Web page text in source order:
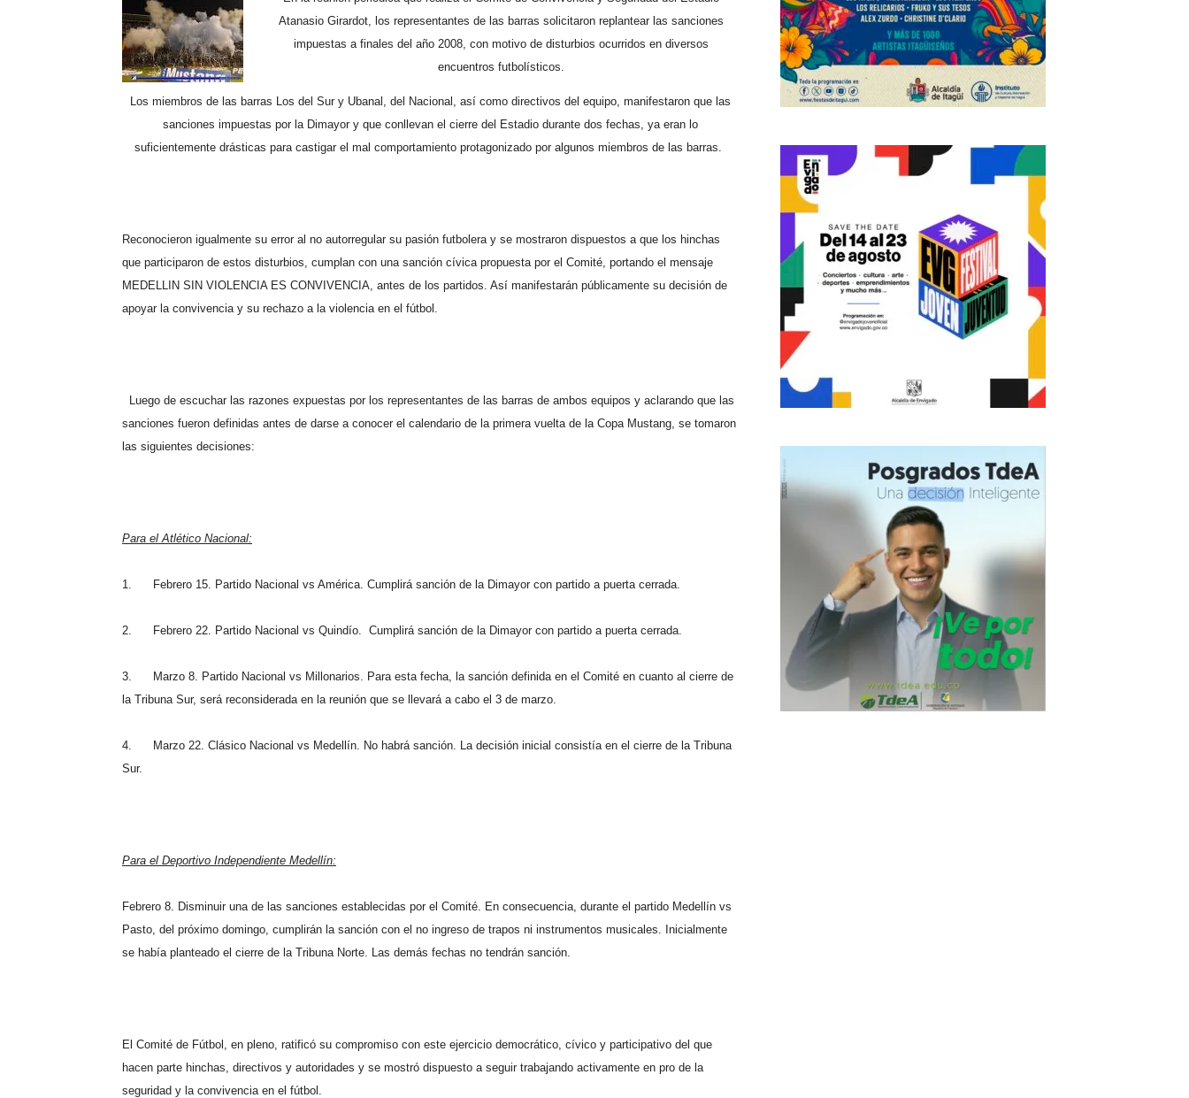
Atanasio Girardot, los representantes de las barras solicitaron replantear las sanciones
impuestas a finales del año 2008, con motivo de disturbios ocurridos en diversos
encuentros futbolísticos.
Los miembros de las barras Los del Sur y Ubanal, del Nacional, así como directivos del equipo, manifestaron que las
sanciones impuestas por la Dimayor y que conllevan el cierre del Estadio durante dos fechas, ya eran lo
suficientemente drásticas para castigar el mal comportamiento protagonizado por algunos miembros de las barras.
Reconocieron igualmente su error al no autorregular su pasión futbolera y se mostraron dispuestos a que los hinchas
que participaron de estos disturbios, cumplan con una sanción cívica propuesta por el Comité, portando el mensaje
MEDELLIN SIN VIOLENCIA ES CONVIVENCIA, antes de los partidos. Así manifestarán públicamente su decisión de
apoyar la convivencia y su rechazo a la violencia en el fútbol.
Luego de escuchar las razones expuestas por los representantes de las barras de ambos equipos y aclarando que las
sanciones fueron definidas antes de darse a conocer el calendario de la primera vuelta de la Copa Mustang, se tomaron
las siguientes decisiones:
Para el Atlético Nacional:
1. Febrero 15. Partido Nacional vs América. Cumplirá sanción de la Dimayor con partido a puerta cerrada.
2. Febrero 22. Partido Nacional vs Quindío. Cumplirá sanción de la Dimayor con partido a puerta cerrada.
3.
Marzo 8. Partido Nacional vs Millonarios. Para esta fecha, la sanción definida en el Comité en cuanto al cierre de
la Tribuna Sur, será reconsiderada en la reunión que se llevará a cabo el 3 de marzo.
4.
Marzo 22. Clásico Nacional vs Medellín. No habrá sanción. La decisión inicial consistía en el cierre de la Tribuna
Sur.
Para el Deportivo Independiente Medellín:
Febrero 8. Disminuir una de las sanciones establecidas por el Comité. En consecuencia, durante el partido Medellín vs
Pasto, del próximo domingo, cumplirán la sanción con el no ingreso de trapos ni instrumentos musicales. Inicialmente
se había planteado el cierre de la Tribuna Norte. Las demás fechas no tendrán sanción.
El Comité de Fútbol, en pleno, ratificó su compromiso con este ejercicio democrático, cívico y participativo del que
hacen parte hinchas, directivos y autoridades y se mostró dispuesto a seguir trabajando activamente en pro de la
seguridad y la convivencia en el fútbol.